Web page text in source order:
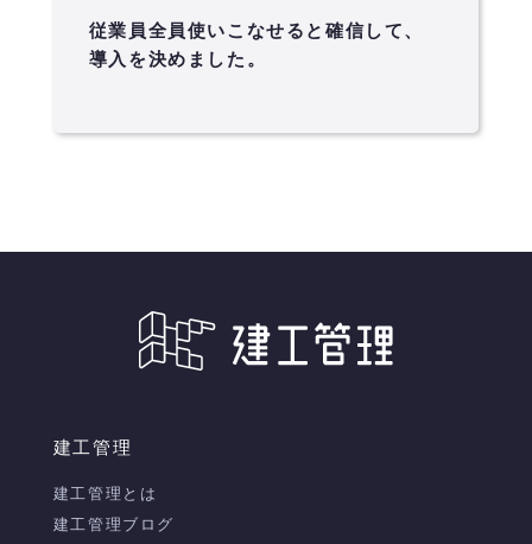
従業員全員使いこなせると確信して、
導入を決めました。
建工管理
建工管理とは
建工管理ブログ